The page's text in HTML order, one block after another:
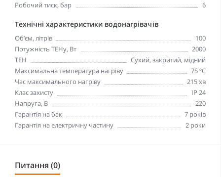
Робочий тиск, бар 6
Технічні характеристики водонагрівачів
Об’єм, літрів
100
Потужність ТЕНу, Вт
2000
ТЕН
Сухий, закритий, мідний
Максимальна температура нагріву
75 ºC
Час максимального нагріву
215 хв
Клас захисту
IP 24
Напруга, В
220
Гарантія на бак
7 років
Гарантія на електричну частину
2 роки
Питання (0)